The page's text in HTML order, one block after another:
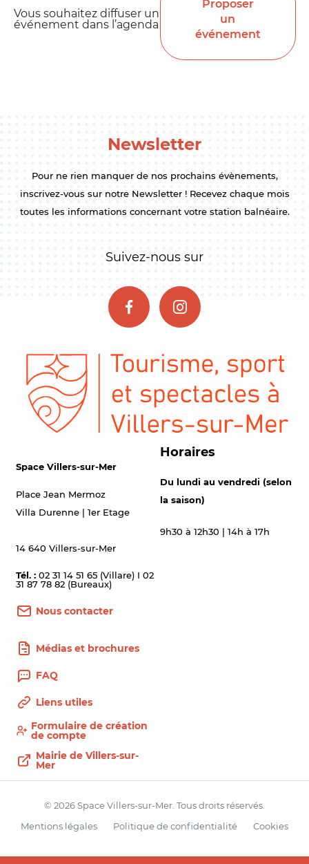
Vous souhaitez diffuser un
événement dans l’agenda
Proposer
un
événement
Newsletter
Pour ne rien manquer de nos prochains évènements,
inscrivez-vous sur notre Newsletter ! Recevez chaque mois
toutes les informations concernant votre station balnéaire.
Suivez-nous sur
Space Villers-sur-Mer
Place Jean Mermoz
Villa Durenne | 1er Etage
14 640 Villers-sur-Mer
Tél. : 02 31 14 51 65 (Villare) I 02
31 87 78 82 (Bureaux)
Nous contacter
Horaires
Du lundi au vendredi (selon
la saison)
9h30 à 12h30 | 14h à 17h
Médias et brochures
FAQ
Liens utiles
Formulaire de création
de compte
Mairie de Villers-sur-
Mer
© 2026 Space Villers-sur-Mer. Tous droits réservés.
Mentions légales
Politique de confidentialité Cookies